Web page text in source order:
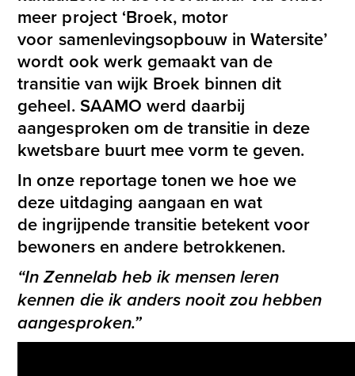
the
first
slide
meer project ‘Broek, motor
voor samenlevingsopbouw in Watersite’
wordt ook werk gemaakt van de
transitie van wijk Broek binnen dit
geheel. SAAMO werd daarbij
aangesproken om de transitie in deze
kwetsbare buurt mee vorm te geven.
In onzereportage tonen we hoe we
deze uitdaging aangaan en wat
de ingrijpende transitie betekent voor
bewoners en andere betrokkenen.
“InZennelab heb ik mensen leren
kennen die ik anders nooit zou hebben
aangesproken.”